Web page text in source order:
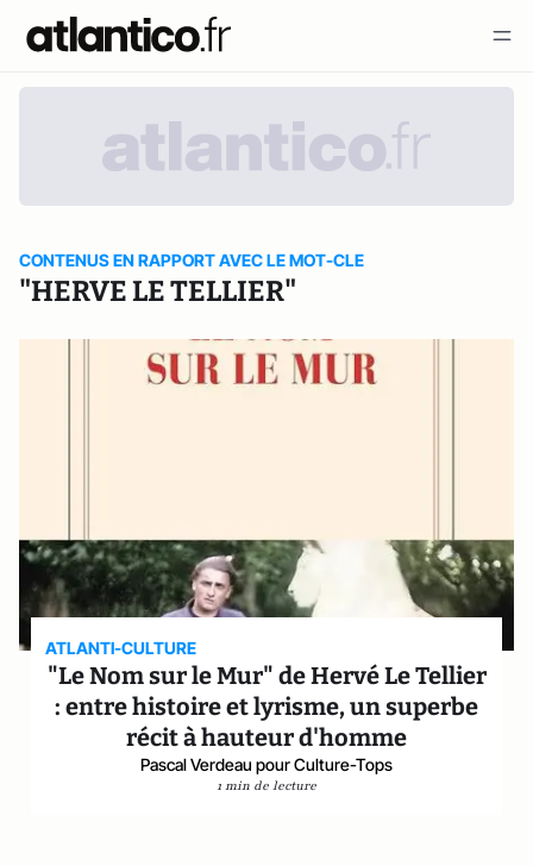
CONTENUS EN RAPPORT AVEC LE MOT-CLE
"HERVE LE TELLIER"
ATLANTI-CULTURE
"Le Nom sur le Mur" de Hervé Le Tellier
: entre histoire et lyrisme, un superbe
récit à hauteur d'homme
Pascal Verdeau pour Culture-Tops
1 min de lecture